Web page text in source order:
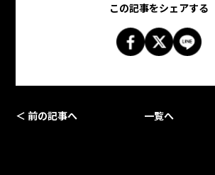
この記事をシェアする
＜ 前の記事へ 一覧へ